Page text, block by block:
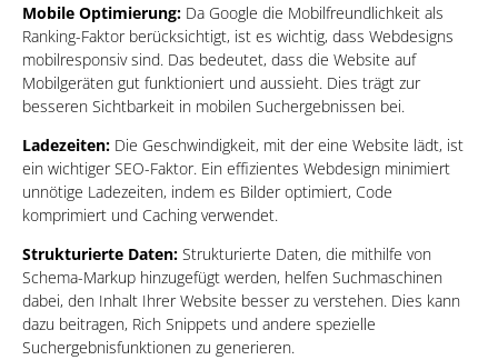
Mobile Optimierung: Da Google die Mobilfreundlichkeit als
Ranking-Faktor berücksichtigt, ist es wichtig, dass Webdesigns
mobilresponsiv sind. Das bedeutet, dass die Website auf
Mobilgeräten gut funktioniert und aussieht. Dies trägt zur
besseren Sichtbarkeit in mobilen Suchergebnissen bei.
Ladezeiten: Die Geschwindigkeit, mit der eine Website lädt, ist
ein wichtiger SEO-Faktor. Ein effizientes Webdesign minimiert
unnötige Ladezeiten, indem es Bilder optimiert, Code
komprimiert und Caching verwendet.
Strukturierte Daten: Strukturierte Daten, die mithilfe von
Schema-Markup hinzugefügt werden, helfen Suchmaschinen
dabei, den Inhalt Ihrer Website besser zu verstehen. Dies kann
dazu beitragen, Rich Snippets und andere spezielle
Suchergebnisfunktionen zu generieren.